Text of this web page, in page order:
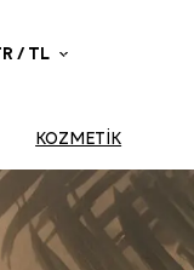
/ TL
KOZMETİK